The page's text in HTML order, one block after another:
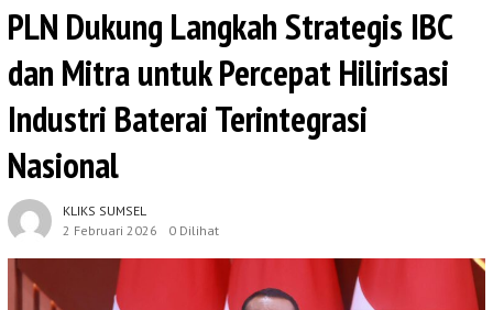
PLN Dukung Langkah Strategis IBC
dan Mitra untuk Percepat Hilirisasi
Industri Baterai Terintegrasi
Nasional
KLIKS SUMSEL
2 Februari 2026
0 Dilihat